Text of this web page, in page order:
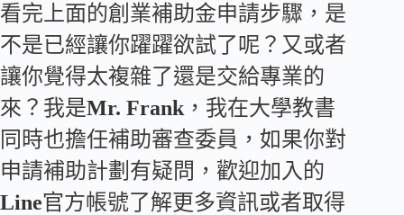
看完上面的創業補助金申請步驟，是
不是已經讓你躍躍欲試了呢？又或者
讓你覺得太複雜了還是交給專業的
來？我是Mr. Frank ，我在大學教書
同時也擔任補助審查委員，如果你對
申請補助計劃有疑問，歡迎加入的
Line官方帳號了解更多資訊或者取得